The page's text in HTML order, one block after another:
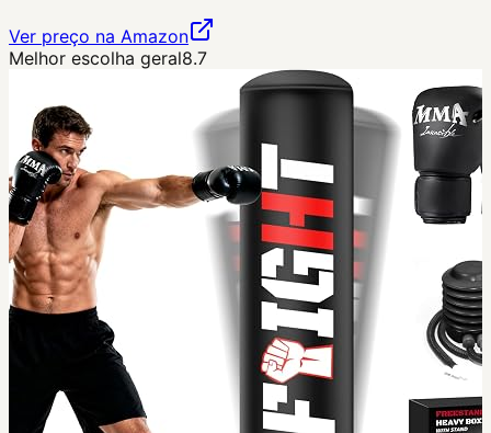
Ver preço na Amazon
Melhor escolha geral8.7